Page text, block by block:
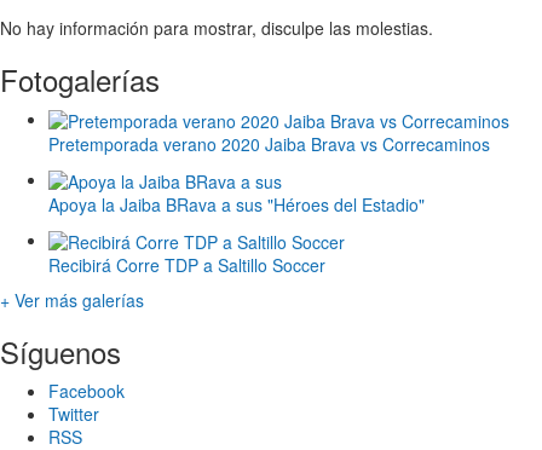
No hay información para mostrar, disculpe las molestias.
Fotogalerías
Pretemporada verano 2020 Jaiba Brava vs Correcaminos
Apoya la Jaiba BRava a sus "Héroes del Estadio"
Recibirá Corre TDP a Saltillo Soccer
+ Ver más galerías
Síguenos
Facebook
Twitter
RSS